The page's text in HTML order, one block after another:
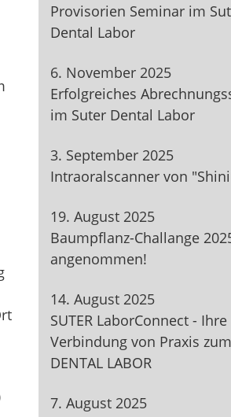
Provisorien Seminar im
Dental Labor
6. November 2025
Erfolgreiches
im Suter Dental Labor
3. September 2025
Intraoralscanner von
19. August 2025
Baumpflanz-Challange
angenommen!
14. August 2025
SUTER LaborConnect - Ihre
Verbindung von Praxis zum
DENTAL LABOR
7. August 2025